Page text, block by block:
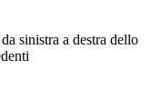
sinistra a destra dello